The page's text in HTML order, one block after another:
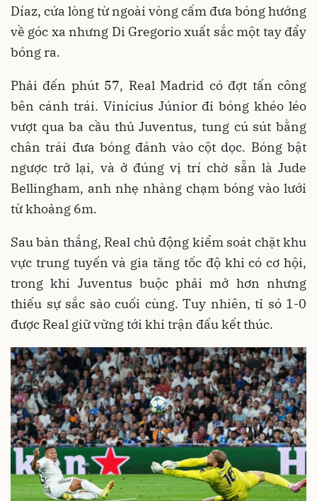
Díaz, cứa lòng từ ngoài vòng cấm đưa bóng hướng
về góc xa nhưng Di Gregorio xuất sắc một tay đẩy
bóng ra.
Phải đến phút 57, Real Madrid có đợt tấn công
bên cánh trái. Vinícius Júnior đi bóng khéo léo
vượt qua ba cầu thủ Juventus, tung cú sút bằng
chân trái đưa bóng đánh vào cột dọc. Bóng bật
ngược trở lại, và ở đúng vị trí chờ sẵn là Jude
Bellingham, anh nhẹ nhàng chạm bóng vào lưới
từ khoảng 6m.
Sau bàn thắng, Real chủ động kiểm soát chặt khu
vực trung tuyến và gia tăng tốc độ khi có cơ hội,
trong khi Juventus buộc phải mở hơn nhưng
thiếu sự sắc sảo cuối cùng. Tuy nhiên, tỉ só 1-0
được Real giữ vững tới khi trận đấu kết thúc.